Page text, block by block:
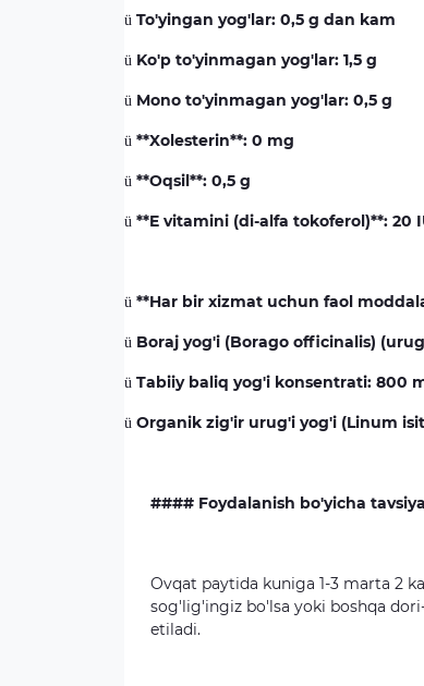
ü To'yingan yog'lar: 0,5 g dan kam
ü Ko'p to'yinmagan yog'lar: 1,5 g
ü Mono to'yinmagan yog'lar: 0,5 g
ü **Xolesterin**: 0 mg
ü **Oqsil**: 0,5 g
ü **E vitamini (di-alfa tokoferol)**: 20
ü **Har bir xizmat uchun faol
ü Boraj yog'i (Borago officinalis)
ü Tabiiy baliq yog'i konsentrati: 800
ü Organik zig'ir urug'i yog'i (Linum
#### Foydalanish bo'yicha
Ovqat paytida kuniga 1-3 marta 2
sog'lig'ingiz bo'lsa yoki boshqa
etiladi.